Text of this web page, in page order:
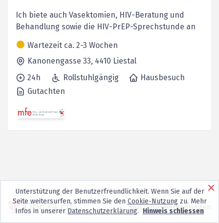
Ich biete auch Vasektomien, HIV-Beratung und
Behandlung sowie die HIV-PrEP-Sprechstunde an
Wartezeit ca. 2-3 Wochen
Kanonengasse 33, 4410 Liestal
24h
Rollstuhlgängig
Hausbesuch
Gutachten
Nutzungsbedingungen
Unterstützung der Benutzerfreundlichkeit. Wenn Sie auf der
Seite weitersurfen, stimmen Sie den Cookie-Nutzungzu. Mehr
Infos in unserer Datenschutzerklärung. Hinweis schliessen